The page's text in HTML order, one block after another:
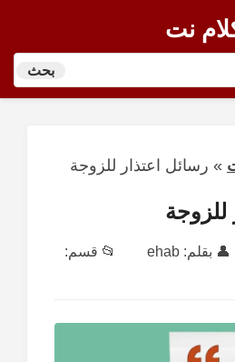
نت
بحث
» رسائل اعتذار للزوجة
للزوجة
👤 بقلم: ehab
📂 قسم: